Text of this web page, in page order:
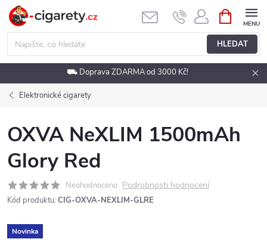
Přejít
obsah
HLEDAT
NÁKUPNÍ
KOŠÍK
⛟ Doprava ZDARMA od 3000 Kč!
Elektronické cigarety
OXVA NeXLIM 1500mAh
Glory Red
Neohodnoceno Podrobnosti hodnocení
Kód produktu: CIG-OXVA-NEXLIM-GLRE
Novinka